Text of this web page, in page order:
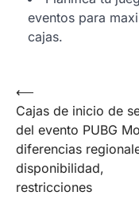
eventos para
cajas.
Post
navigation
⟵
Cajas de inicio de
del evento PUBG
diferencias
disponibilidad,
restricciones